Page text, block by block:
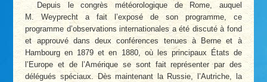
Depuis le congrès météorologique de Rome, auquel
M. Weyprecht a fait l’exposé de son programme, ce
programme d’observations internationales a été discuté à fond
et approuvé dans deux conférences tenues à Berne et à
Hambourg en 1879 et en 1880, où les principaux États de
l’Europe et de l’Amérique se sont fait représenter par des
délégués spéciaux. Dès maintenant la Russie, l’Autriche, la